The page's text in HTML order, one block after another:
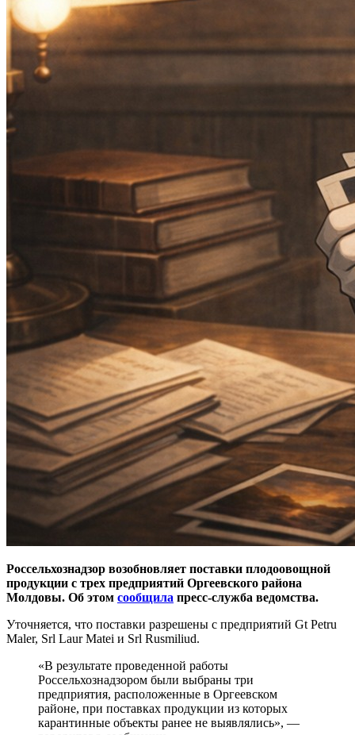
Россельхознадзор возобновляет поставки плодоовощной
продукции с трех предприятий Оргеевского района
Молдовы. Об этом сообщила пресс-служба ведомства.
Уточняется, что поставки разрешены с предприятий Gt Petru
Maler, Srl Laur Matei и Srl Rusmiliud.
«В результате проведенной работы
Россельхознадзором были выбраны три
предприятия, расположенные в Оргеевском
районе, при поставках продукции из которых
карантинные объекты ранее не выявлялись», —